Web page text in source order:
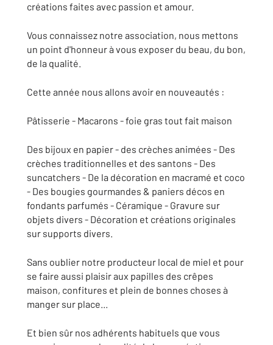
créations faites avec passion et amour.
Vous connaissez notre association, nous mettons
un point d'honneur à vous exposer du beau, du bon,
de la qualité.
Cette année nous allons avoir en nouveautés :
Pâtisserie - Macarons - foie gras tout fait maison
Des bijoux en papier - des crèches animées - Des
crèches traditionnelles et des santons - Des
suncatchers - De la décoration en macramé et coco
- Des bougies gourmandes & paniers décos en
fondants parfumés - Céramique - Gravure sur
objets divers - Décoration et créations originales
sur supports divers.
Sans oublier notre producteur local de miel et pour
se faire aussi plaisir aux papilles des crêpes
maison, confitures et plein de bonnes choses à
manger sur place...
Et bien sûr nos adhérents habituels que vous